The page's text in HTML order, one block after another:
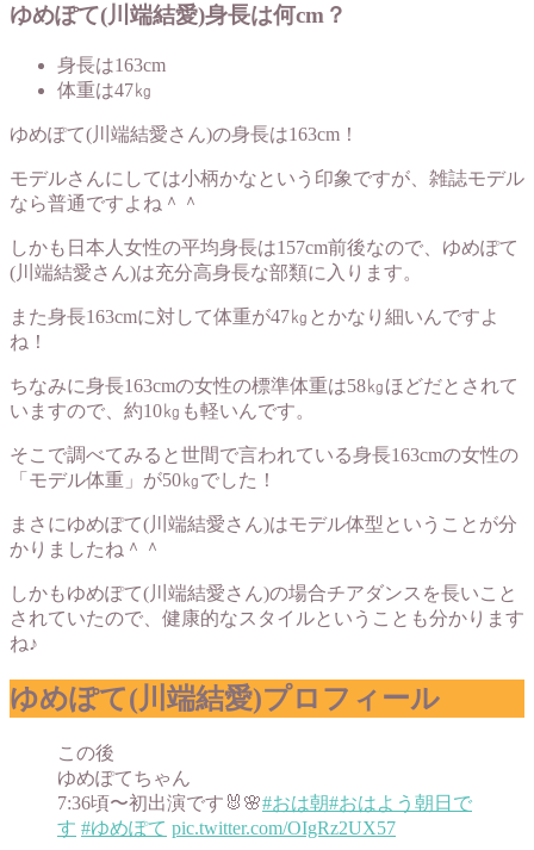
ゆめぽて(川端結愛)身長は何cm？
身長は163cm
体重は47㎏
ゆめぽて(川端結愛さん)の身長は163cm！
モデルさんにしては小柄かなという印象ですが、雑誌モデル
なら普通ですよね＾＾
しかも日本人女性の平均身長は157cm前後なので、ゆめぽて
(川端結愛さん)は充分高身長な部類に入ります。
また身長163cmに対して体重が47㎏とかなり細いんですよ
ね！
ちなみに身長163cmの女性の標準体重は58㎏ほどだとされて
いますので、約10㎏も軽いんです。
そこで調べてみると世間で言われている身長163cmの女性の
「モデル体重」が50㎏でした！
まさにゆめぽて(川端結愛さん)はモデル体型ということが分
かりましたね＾＾
しかもゆめぽて(川端結愛さん)の場合チアダンスを長いこと
されていたので、健康的なスタイルということも分かります
ね♪
ゆめぽて(川端結愛)プロフィール
この後
ゆめぽてちゃん
7:36頃〜初出演です🐰🌸#おは朝#おはよう朝日で
す #ゆめぽて pic.twitter.com/OIgRz2UX57